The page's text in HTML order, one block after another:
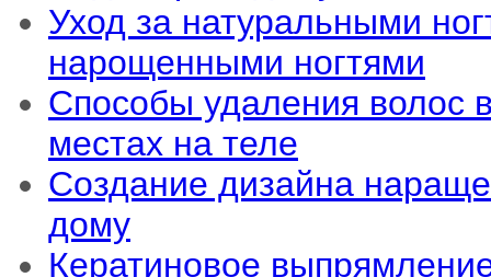
Уход за натуральными
нарощенными ногтями
Способы удаления волос
местах на теле
Создание дизайна
дому
Кератиновое